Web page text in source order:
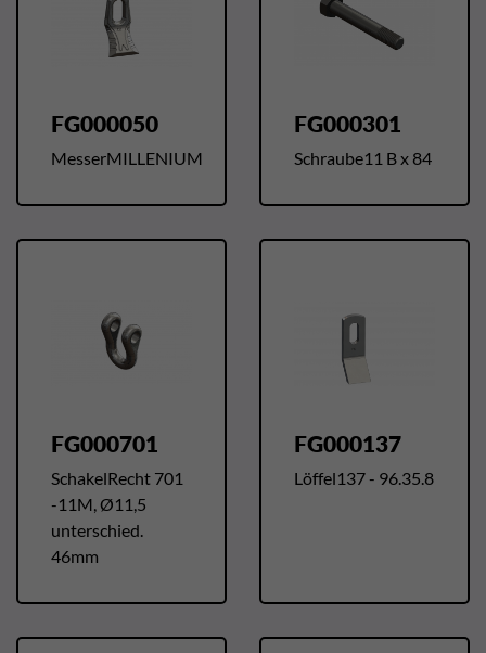
FG000050
MesserMILLENIUM
FG000301
Schraube11 B x 84
FG000701
SchakelRecht 701
-11M, Ø11,5
unterschied.
46mm
FG000137
Löffel137 - 96.35.8